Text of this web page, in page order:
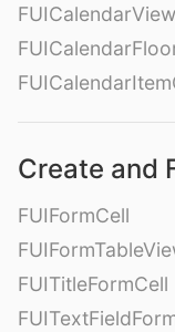
Create and
FUIFormCell
FUITitleFormCell